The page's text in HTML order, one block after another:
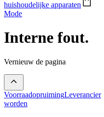
huishoudelijke apparaten
Mode
Interne fout.
Vernieuw de pagina
VoorraadopruimingLeverancier
worden